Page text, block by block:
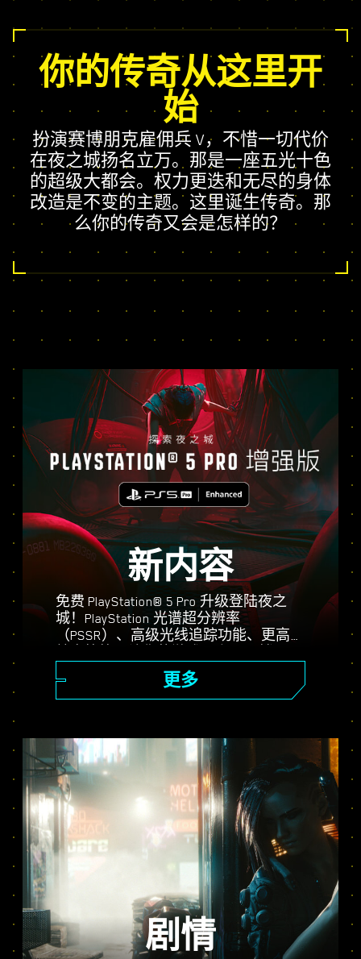
你的传奇从这里开
始
扮演赛博朋克雇佣兵 V，不惜一切代价
在夜之城扬名立万。那是一座五光十色
的超级大都会。权力更迭和无尽的身体
改造是不变的主题。这里诞生传奇。那
么你的传奇又会是怎样的？
新内容
免费 PlayStation® 5 Pro 升级登陆夜之
城！PlayStation 光谱超分辨率
（PSSR）、高级光线追踪功能、更高的
种图形模式可选：性能、光线追踪和光
线追踪 Pro，享受强化视觉画面、更流
畅的操作以及《赛博朋克 2077》在
更多
剧情